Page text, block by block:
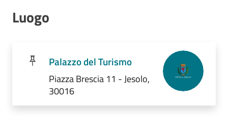
Luogo
Palazzo del Turismo
Piazza Brescia 11 - Jesolo,
30016